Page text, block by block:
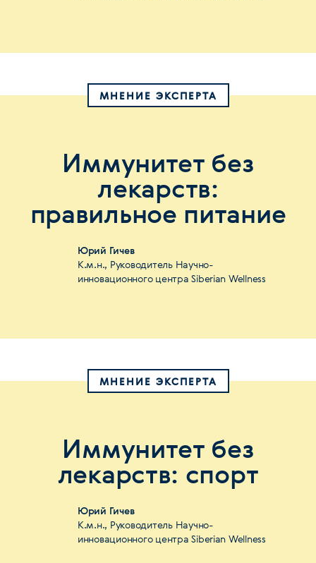
МНЕНИЕ ЭКСПЕРТА
Иммунитет без
лекарств:
правильное питание
Юрий Гичев
К.м.н., Руководитель Научно-
инновационного центра Siberian Wellness
МНЕНИЕ ЭКСПЕРТА
Иммунитет без
лекарств: спорт
Юрий Гичев
К.м.н., Руководитель Научно-
инновационного центра Siberian Wellness